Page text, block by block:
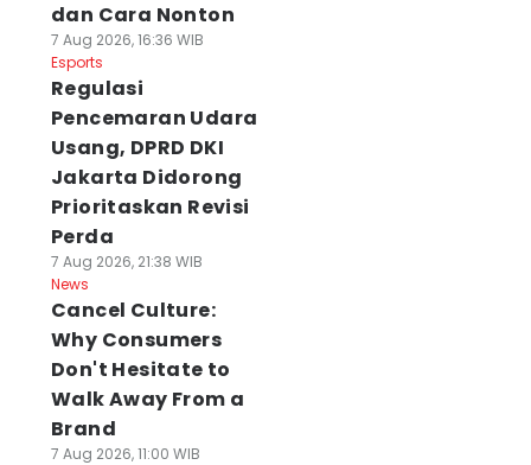
dan Cara Nonton
7 Aug 2026, 16:36 WIB
Esports
Regulasi
Pencemaran Udara
Usang, DPRD DKI
Jakarta Didorong
Prioritaskan Revisi
Perda
7 Aug 2026, 21:38 WIB
News
Cancel Culture:
Why Consumers
Don't Hesitate to
Walk Away From a
Brand
7 Aug 2026, 11:00 WIB